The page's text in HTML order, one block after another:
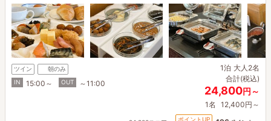
ツイン
朝のみ
IN
15:00～ OUT ～11:00
1泊 大人2名
合計(税込)
24,800円～
1名 12,400円～
ポイントUP